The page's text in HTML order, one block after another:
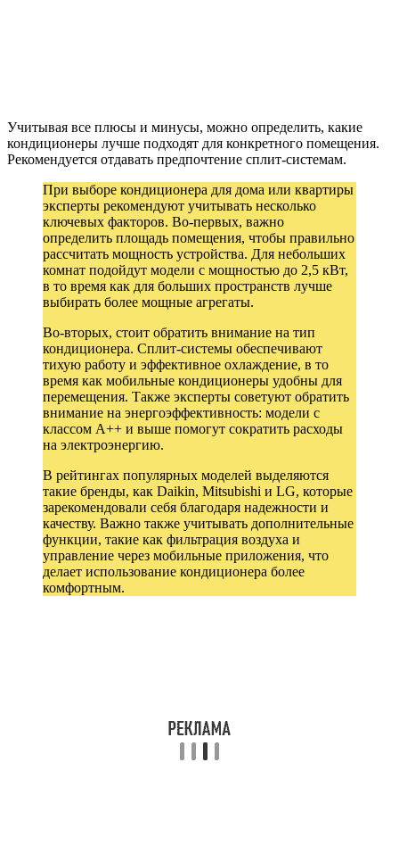
Учитывая все плюсы и минусы, можно определить, какие
кондиционеры лучше подходят для конкретного помещения.
Рекомендуется отдавать предпочтение сплит-системам.
При выборе кондиционера для дома или квартиры
эксперты рекомендуют учитывать несколько
ключевых факторов. Во-первых, важно
определить площадь помещения, чтобы правильно
рассчитать мощность устройства. Для небольших
комнат подойдут модели с мощностью до 2,5 кВт,
в то время как для больших пространств лучше
выбирать более мощные агрегаты.
Во-вторых, стоит обратить внимание на тип
кондиционера. Сплит-системы обеспечивают
тихую работу и эффективное охлаждение, в то
время как мобильные кондиционеры удобны для
перемещения. Также эксперты советуют обратить
внимание на энергоэффективность: модели с
классом A++ и выше помогут сократить расходы
на электроэнергию.
В рейтингах популярных моделей выделяются
такие бренды, как Daikin, Mitsubishi и LG, которые
зарекомендовали себя благодаря надежности и
качеству. Важно также учитывать дополнительные
функции, такие как фильтрация воздуха и
управление через мобильные приложения, что
делает использование кондиционера более
комфортным.